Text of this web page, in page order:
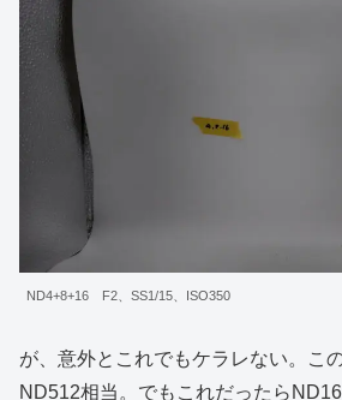
ND4+8+16 F2、SS1/15、ISO350
が、意外とこれでもケラレない。こ
ND512相当。でもこれだったら